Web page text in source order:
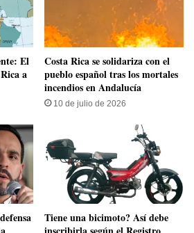
El
a
Costa Rica se solidariza con el
pueblo español tras los mortales
incendios en Andalucía
10 de julio de 2026
Tiene una bicimoto? Así debe